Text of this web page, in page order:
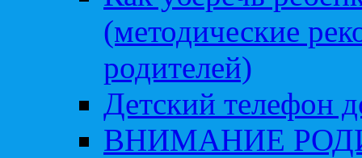
(методические
родителей)
Детский телефон
ВНИМАНИЕ